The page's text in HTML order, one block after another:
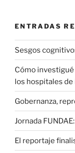
ENTRADAS
Sesgos
Cómo investigué
los hospitales de
Gobernanza,
Jornada
El reportaje